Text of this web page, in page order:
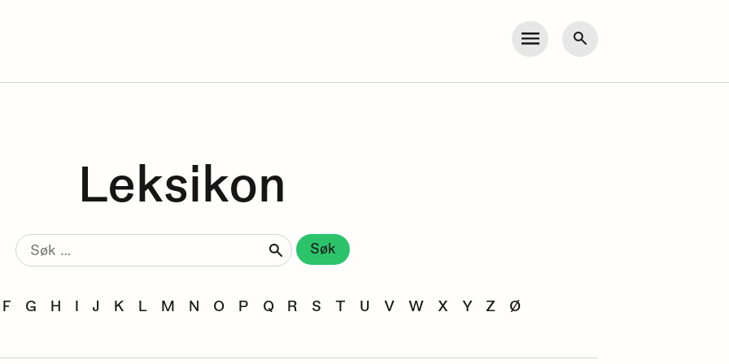
Meny Søk
Leksikon
Søk
etter:
F G H I J K L M N O P Q R S T U V W X Y Z Ø